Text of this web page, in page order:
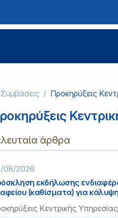
Προκηρύξεις
άρθρα
08/2026
εκδήλωσης
(καθίσματα) για
Κεντρικής Υπηρεσίας